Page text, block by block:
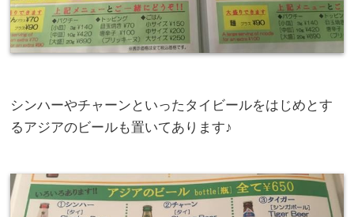
シンハーやチャーンといったタイビールをはじめとす
るアジアのビールも置いてあります♪